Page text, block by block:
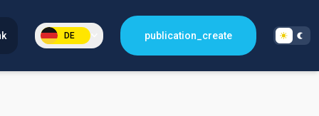
DE publication_create